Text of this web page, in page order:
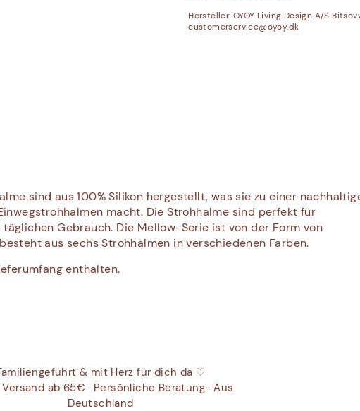
Hersteller: OYOY Living Design A/S
customerservice@oyoy.dk
sind aus 100% Silikon hergestellt, was sie zu einer
macht. Die Strohhalme sind perfekt für
Gebrauch. Die Mellow-Serie ist von der Form von
aus sechs Strohhalmen in verschiedenen Farben.
enthalten.
& mit Herz für dich da ♡
ab 65€ · Persönliche Beratung · Aus
Deutschland